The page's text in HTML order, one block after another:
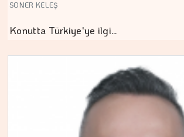
SONER KELEŞ
Konutta Türkiye'ye ilgi…